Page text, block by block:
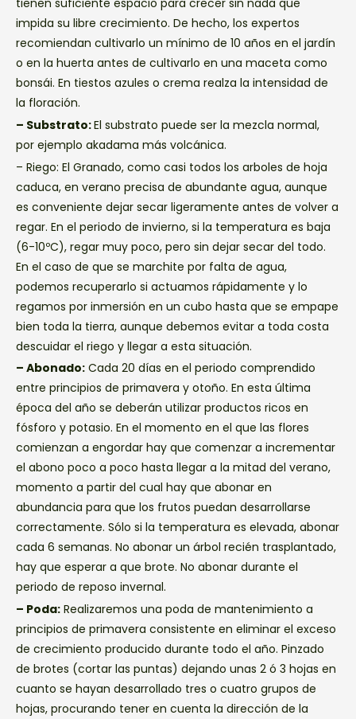
impida su libre crecimiento. De hecho, los expertos
recomiendan cultivarlo un mínimo de 10 años en el jardín
o en la huerta antes de cultivarlo en una maceta como
bonsái. En tiestos azules o crema realza la intensidad de
la floración.
– Substrato:El substrato puede ser la mezcla normal,
por ejemplo akadama más volcánica.
– Riego: El Granado, como casi todos los arboles de hoja
caduca, en verano precisa de abundante agua, aunque
es conveniente dejar secar ligeramente antes de volver a
regar. En el periodo de invierno, si la temperatura es baja
(6-10ºC), regar muy poco, pero sin dejar secar del todo.
En el caso de que se marchite por falta de agua,
podemos recuperarlo si actuamos rápidamente y lo
regamos por inmersión en un cubo hasta que se empape
bien toda la tierra, aunque debemos evitar a toda costa
descuidar el riego y llegar a esta situación.
– Abonado: Cada 20 días en el periodo comprendido
entre principios de primavera y otoño. En esta última
época del año se deberán utilizar productos ricos en
fósforo y potasio. En el momento en el que las flores
comienzan a engordar hay que comenzar a incrementar
el abono poco a poco hasta llegar a la mitad del verano,
momento a partir del cual hay que abonar en
abundancia para que los frutos puedan desarrollarse
correctamente. Sólo si la temperatura es elevada, abonar
cada 6 semanas. No abonar un árbol recién trasplantado,
hay que esperar a que brote. No abonar durante el
periodo de reposo invernal.
– Poda: Realizaremos una poda de mantenimiento a
principios de primavera consistente en eliminar el exceso
de crecimiento producido durante todo el año. Pinzado
de brotes (cortar las puntas) dejando unas 2 ó 3 hojas en
cuanto se hayan desarrollado tres o cuatro grupos de
hojas, procurando tener en cuenta la dirección de la